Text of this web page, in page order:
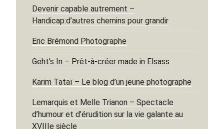
Devenir capable autrement –
Handicap:d’autres chemins pour grandir
Eric Brémond Photographe
Geht’s In – Prêt-à-créer made in Elsass
Karim Tataï – Le blog d’un jeune photographe
Lemarquis et Melle Trianon – Spectacle
d’humour et d’érudition sur la vie galante au
XVIIIe siècle